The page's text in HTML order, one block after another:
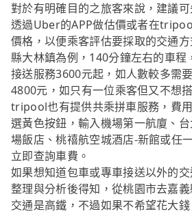
對於有明確目的之旅客來說，建議
透過Uber的APP做估價或者在
價格，以便乘客評估要採取的交通
縣大林鎮為例，140分鐘左右的車
接送服務3600元起，如人數較多需
4800元，如只有一位乘客但又不想
tripool也有提供共乘拼車服務，費
選黃色按鈕，輸入機場第一航廈、
場飯店、桃禧航空城酒店-新館或任
立即查詢車費。
如果想知道包車或專車接送以外的
整理與分析後得知，從桃園市去嘉
交通是高鐵，不過如果不希望花大